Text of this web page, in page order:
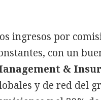
ingresos por
con un
&
y de red del